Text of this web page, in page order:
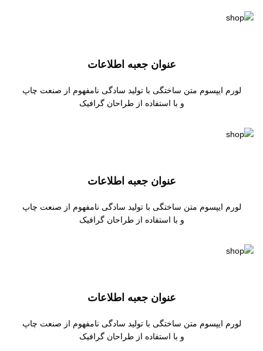
عنوان جعبه اطلاعات
لورم ایپسوم متن ساختگی با تولید سادگی نامفهوم از صنعت چاپ
و با استفاده از طراحان گرافیک
عنوان جعبه اطلاعات
لورم ایپسوم متن ساختگی با تولید سادگی نامفهوم از صنعت چاپ
و با استفاده از طراحان گرافیک
عنوان جعبه اطلاعات
لورم ایپسوم متن ساختگی با تولید سادگی نامفهوم از صنعت چاپ
و با استفاده از طراحان گرافیک